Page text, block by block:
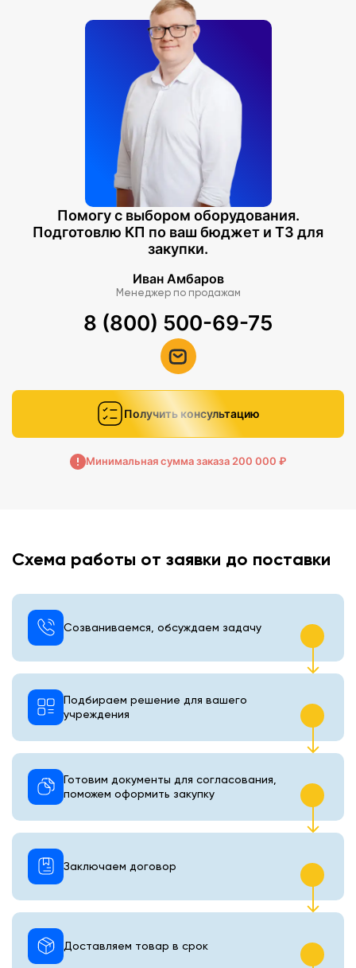
Помогу с выбором оборудования.
Подготовлю КП по ваш бюджет и ТЗ для
закупки.
Иван Амбаров
Менеджер по продажам
8 (800) 500-69-75
Получить консультацию
Минимальная сумма заказа 200 000 ₽
Схема работы от заявки до поставки
Созваниваемся, обсуждаем задачу
Подбираем решение для вашего
учреждения
Готовим документы для согласования,
поможем оформить закупку
Доставляем товар в срок
Заключаем договор